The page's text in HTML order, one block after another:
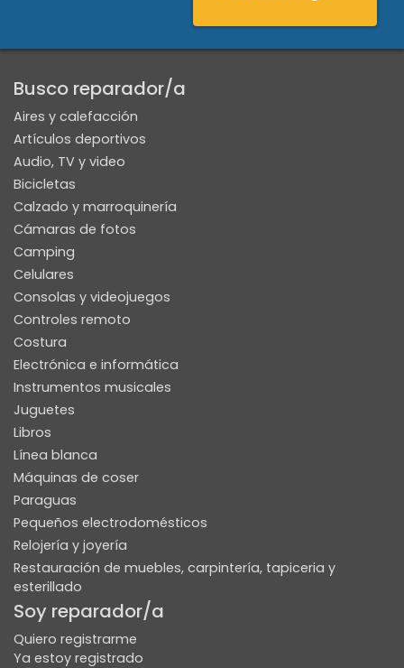
Busco reparador/a
Aires y calefacción
Artículos deportivos
Audio, TV y video
Bicicletas
Calzado y marroquinería
Cámaras de fotos
Camping
Celulares
Consolas y videojuegos
Controles remoto
Costura
Electrónica e informática
Instrumentos musicales
Juguetes
Libros
Línea blanca
Máquinas de coser
Paraguas
Pequeños electrodomésticos
Relojería y joyería
Restauración de muebles, carpintería, tapiceria y
esterillado
Soy reparador/a
Quiero registrarme
Ya estoy registrado